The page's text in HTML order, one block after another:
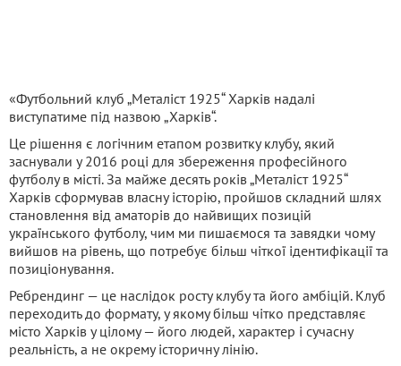
«Футбольний клуб „Металіст 1925“ Харків надалі
виступатиме під назвою „Харків“.
Це рішення є логічним етапом розвитку клубу, який
заснували у 2016 році для збереження професійного
футболу в місті. За майже десять років „Металіст 1925“
Харків сформував власну історію, пройшов складний шлях
становлення від аматорів до найвищих позицій
українського футболу, чим ми пишаємося та завядки чому
вийшов на рівень, що потребує більш чіткої ідентифікації та
позиціонування.
Ребрендинг — це наслідок росту клубу та його амбіцій. Клуб
переходить до формату, у якому більш чітко представляє
місто Харків у цілому — його людей, характер і сучасну
реальність, а не окрему історичну лінію.